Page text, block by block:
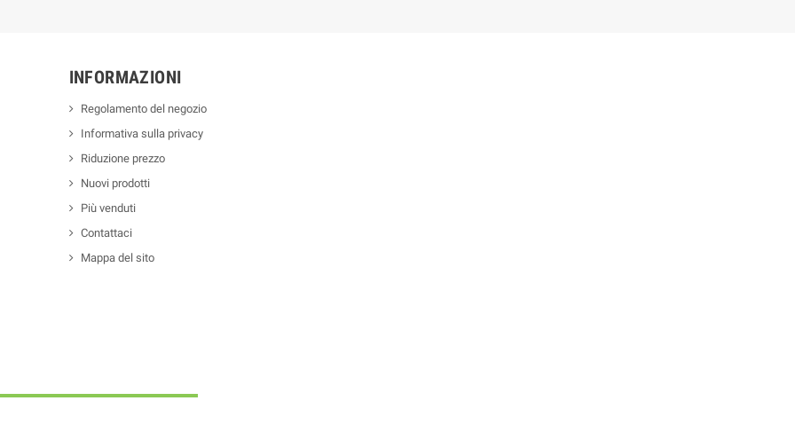
INFORMAZIONI
Regolamento del negozio
Informativa sulla privacy
Riduzione prezzo
Nuovi prodotti
Più venduti
Contattaci
Mappa del sito